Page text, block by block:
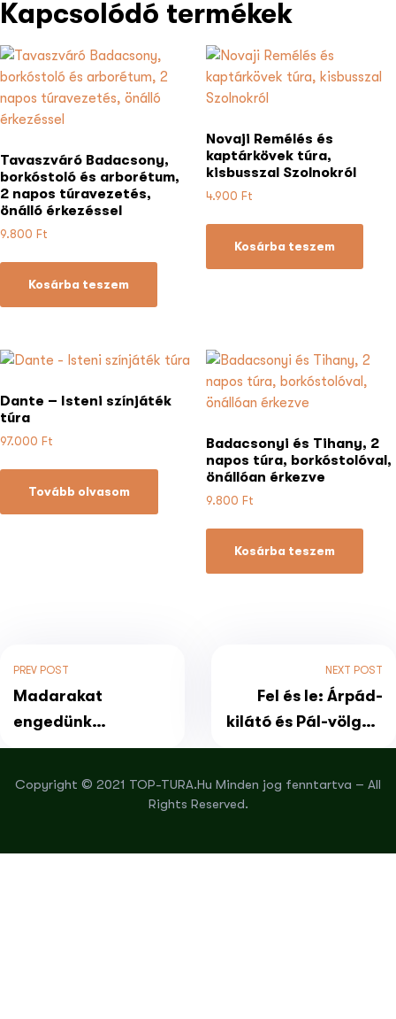
Kapcsolódó termékek
Tavaszváró Badacsony,
borkóstoló és arborétum,
2 napos túravezetés,
önálló érkezéssel
9.800 Ft
Kosárba teszem
Novaji Remélés és
kaptárkövek túra,
kisbusszal Szolnokról
4.900 Ft
Kosárba teszem
Dante – Isteni színjáték
túra
97.000 Ft
Tovább olvasom
Badacsonyi és Tihany, 2
napos túra, borkóstolóval,
önállóan érkezve
9.800 Ft
Kosárba teszem
PREV POST
Madarakat
engedünk
szabadon, és
gyalogtúra, önálló
NEXT POST
Fel és le: Árpád-
kilátó és Pál-völgyi-
barlang túra
Copyright © 2021 TOP-TURA.Hu Minden jog fenntartva – All
Rights Reserved.